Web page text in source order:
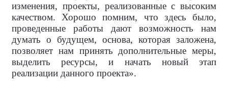
изменения, проекты, реализованные с высоким
качеством. Хорошо помним, что здесь было,
проведенные работы дают возможность нам
думать о будущем, основа, которая заложена,
позволяет нам принять дополнительные меры,
выделить ресурсы, и начать новый этап
реализации данного проекта».